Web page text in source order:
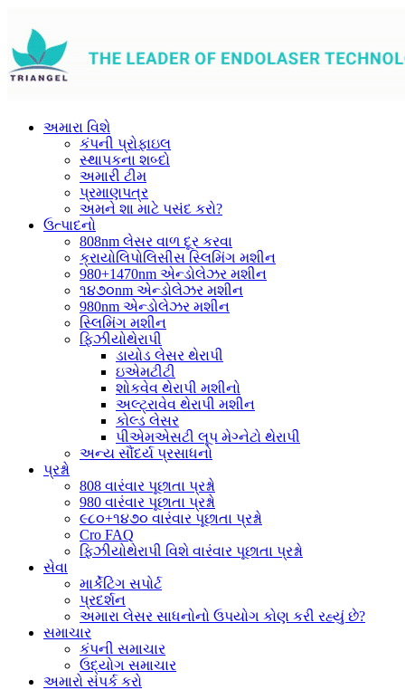
અમારા વિશે
કંપની પ્રોફાઇલ
સ્થાપકના શબ્દો
અમારી ટીમ
પ્રમાણપત્ર
અમને શા માટે પસંદ કરો?
ઉત્પાદનો
808nm લેસર વાળ દૂર કરવા
ક્રાયોલિપોલિસીસ સ્લિમિંગ મશીન
980+1470nm એન્ડોલેઝર મશીન
૧૪૭૦nm એન્ડોલેઝર મશીન
980nm એન્ડોલેઝર મશીન
સ્લિમિંગ મશીન
ફિઝીયોથેરાપી
ડાયોડ લેસર થેરાપી
ઇએમટીટી
શોકવેવ થેરાપી મશીનો
અલ્ટ્રાવેવ થેરાપી મશીન
કોલ્ડ લેસર
પીએમએસટી લૂપ મેગ્નેટો થેરાપી
અન્ય સૌંદર્ય પ્રસાધનો
પ્રશ્નો
808 વારંવાર પૂછાતા પ્રશ્નો
980 વારંવાર પૂછાતા પ્રશ્નો
૯૮૦+૧૪૭૦ વારંવાર પૂછાતા પ્રશ્નો
Cro FAQ
ફિઝીયોથેરાપી વિશે વારંવાર પૂછાતા પ્રશ્નો
સેવા
માર્કેટિંગ સપોર્ટ
પ્રદર્શન
અમારા લેસર સાધનોનો ઉપયોગ કોણ કરી રહ્યું છે?
સમાચાર
કંપની સમાચાર
ઉદ્યોગ સમાચાર
અમારો સંપર્ક કરો